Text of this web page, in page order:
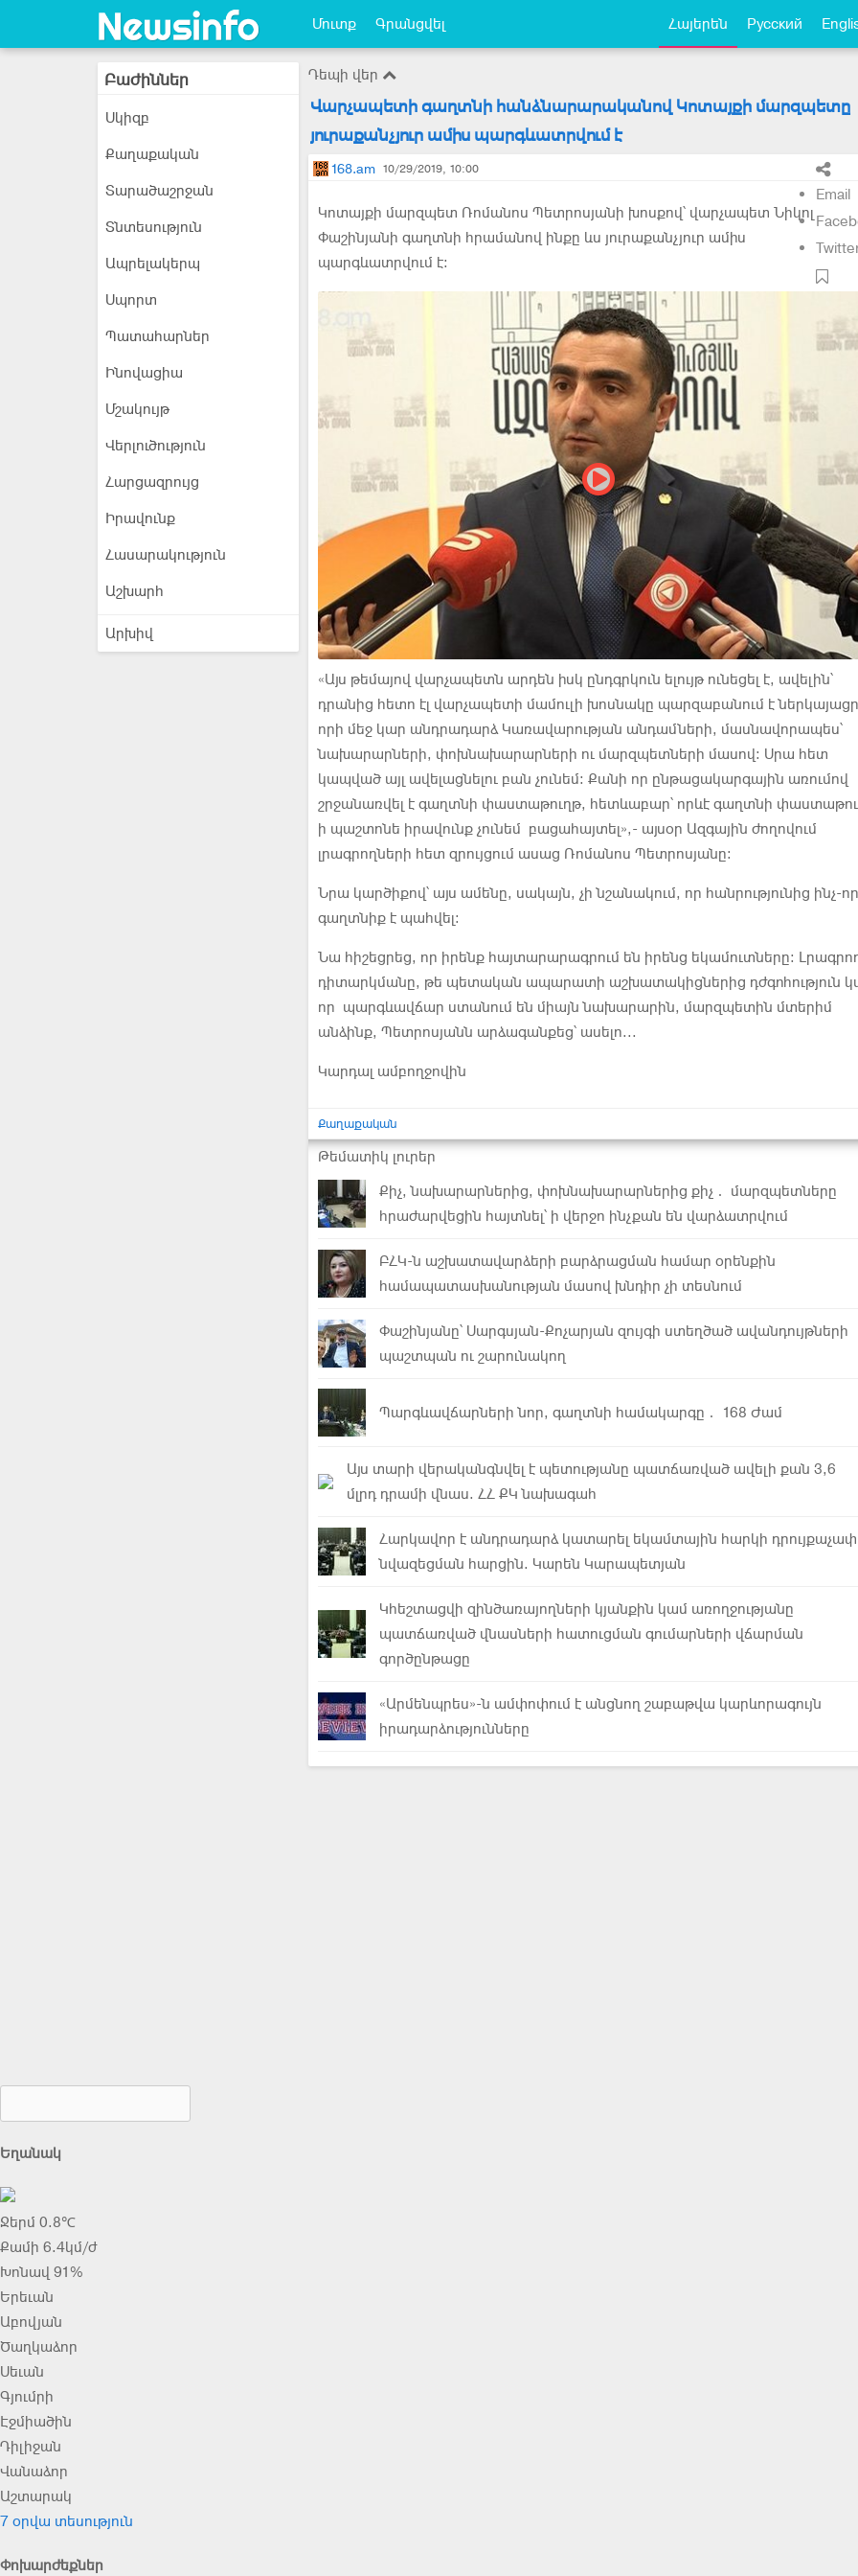
Մուտք Գրանցվել Հայերեն Русский
Բաժիններ
Սկիզբ
Քաղաքական
Տարածաշրջան
Տնտեսություն
Ապրելակերպ
Սպորտ
Պատահարներ
Ինովացիա
Մշակույթ
Վերլուծություն
Հարցազրույց
Իրավունք
Հասարակություն
Աշխարհ
Արխիվ
Դեպի վեր
Վարչապետի գաղտնի հանձնարարականով Կոտայքի մարզպետը
յուրաքանչյուր ամիս պարգևատրվում է
168.am 10/29/2019, 10:00
Email
Կոտայքի մարզպետ Ռոմանոս Պետրոսյանի խոսքով՝ վարչապետ Նիկոլ
Փաշինյանի գաղտնի հրամանով ինքը ևս յուրաքանչյուր ամիս
պարգևատրվում է։
«Այս թեմայով վարչապետն արդեն իսկ ընդգրկուն ելույթ ունեցել է, ավելին՝
դրանից հետո էլ վարչապետի մամուլի խոսնակը պարզաբանում է
որի մեջ կար անդրադարձ Կառավարության անդամների, մասնավորապես՝
նախարարների, փոխնախարարների ու մարզպետների մասով։ Սրա հետ
կապված այլ ավելացնելու բան չունեմ։ Քանի որ ընթացակարգային առումով
շրջանառվել է գաղտնի փաստաթուղթ, հետևաբար՝ որևէ գաղտնի
ի պաշտոնե իրավունք չունեմ բացահայտել»,- այսօր Ազգային ժողովում
լրագրողների հետ զրույցում ասաց Ռոմանոս Պետրոսյանը:
Նրա կարծիքով՝ այս ամենը, սակայն, չի նշանակում, որ հանրությունից ինչ-որ
գաղտնիք է պահվել։
Նա հիշեցրեց, որ իրենք հայտարարագրում են իրենց եկամուտները։
դիտարկմանը, թե պետական ապարատի աշխատակիցներից դժգոհություն
որ պարգևավճար ստանում են միայն նախարարին, մարզպետին մտերիմ
անձինք, Պետրոսյանն արձագանքեց՝ ասելո...
Կարդալ ամբողջովին
Քաղաքական
Թեմատիկ լուրեր
Քիչ, նախարարներից, փոխնախարարներից քիչ․ մարզպետները
հրաժարվեցին հայտնել՝ ի վերջո ինչքան են վարձատրվում
ԲՀԿ-ն աշխատավարձերի բարձրացման համար օրենքին
համապատասխանության մասով խնդիր չի տեսնում
Փաշինյանը՝ Սարգսյան-Քոչարյան զույգի ստեղծած ավանդույթների
պաշտպան ու շարունակող
Պարգևավճարների նոր, գաղտնի համակարգը․ 168 Ժամ
Այս տարի վերականգնվել է պետությանը պատճառված ավելի քան 3,6
մլրդ դրամի վնաս. ՀՀ ՔԿ նախագահ
Հարկավոր է անդրադարձ կատարել եկամտային հարկի
նվազեցման հարցին. Կարեն Կարապետյան
Կհեշտացվի զինծառայողների կյանքին կամ առողջությանը
պատճառված վնասների հատուցման գումարների վճարման
գործընթացը
«Արմենպրես»-ն ամփոփում է անցնող շաբաթվա կարևորագույն
իրադարձությունները
Եղանակ
Ջերմ 0.8℃
Քամի 6.4կմ/ժ
Խոնավ 91%
Երեւան
Աբովյան
Ծաղկաձոր
Սեւան
Գյումրի
Էջմիածին
Դիլիջան
Վանաձոր
Աշտարակ
7 օրվա տեսություն
Փոխարժեքներ